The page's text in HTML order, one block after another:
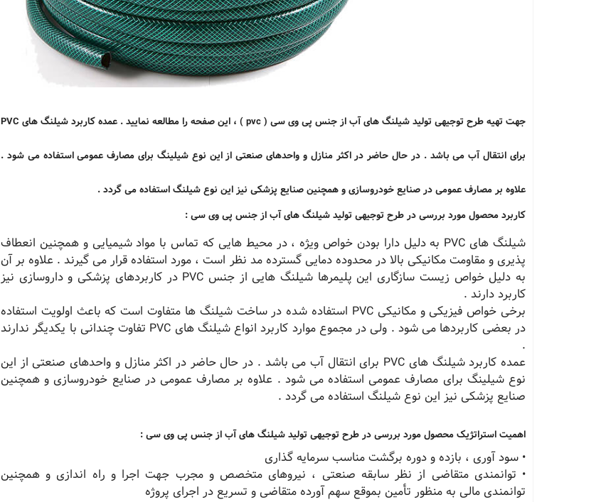
جهت تهیه طرح توجیهی تولید شیلنگ های آب از جنس پی وی سی ( pvc ) ، این صفحه را مطالعه نمایید . عمده کاربرد شیلنگ های PVC
برای انتقال آب می باشد . در حال حاضر در اکثر منازل و واحدهای صنعتی از این نوع شیلینگ برای مصارف عمومی استفاده می شود .
علاوه بر مصارف عمومی در صنایع خودروسازی و همچنین صنایع پزشکی نیز این نوع شیلنگ استفاده می گردد .
کاربرد محصول مورد بررسی در طرح توجیهی تولید شیلنگ های آب از جنس پی وی سی :
شیلنگ های PVC به دلیل دارا بودن خواص ویژه ، در محیط هایی که تماس با مواد شیمیایی و همچنین انعطاف
پذیری و مقاومت مکانیکی بالا در محدوده دمایی گسترده مد نظر است ، مورد استفاده قرار می گیرند . علاوه بر آن
به دلیل خواص زیست سازگاری این پلیمرها شیلنگ هایی از جنس PVC در کاربردهای پزشکی و داروسازی نیز
کاربرد دارند .
برخی خواص فیزیکی و مکانیکی PVC استفاده شده در ساخت شیلنگ ها متفاوت است که باعث اولویت استفاده
در بعضی کاربردها می شود . ولی در مجموع موارد کاربرد انواع شیلنگ های PVC تفاوت چندانی با یکدیگر ندارند
.
عمده کاربرد شیلنگ های PVC برای انتقال آب می باشد . در حال حاضر در اکثر منازل و واحدهای صنعتی از این
نوع شیلینگ برای مصارف عمومی استفاده می شود . علاوه بر مصارف عمومی در صنایع خودروسازی و همچنین
صنایع پزشکی نیز این نوع شیلنگ استفاده می گردد .
اهمیت استراتژیک محصول مورد بررسی در طرح توجیهی تولید شیلنگ های آب از جنس پی وی سی :
• سود آوری ، بازده و دوره برگشت مناسب سرمایه گذاری
• توانمندی متقاضی از نظر سابقه صنعتی ، نیروهای متخصص و مجرب جهت اجرا و راه اندازی و همچنین
توانمندی مالی به منظور تأمین بموقع سهم آورده متقاضی و تسریع در اجرای پروژه